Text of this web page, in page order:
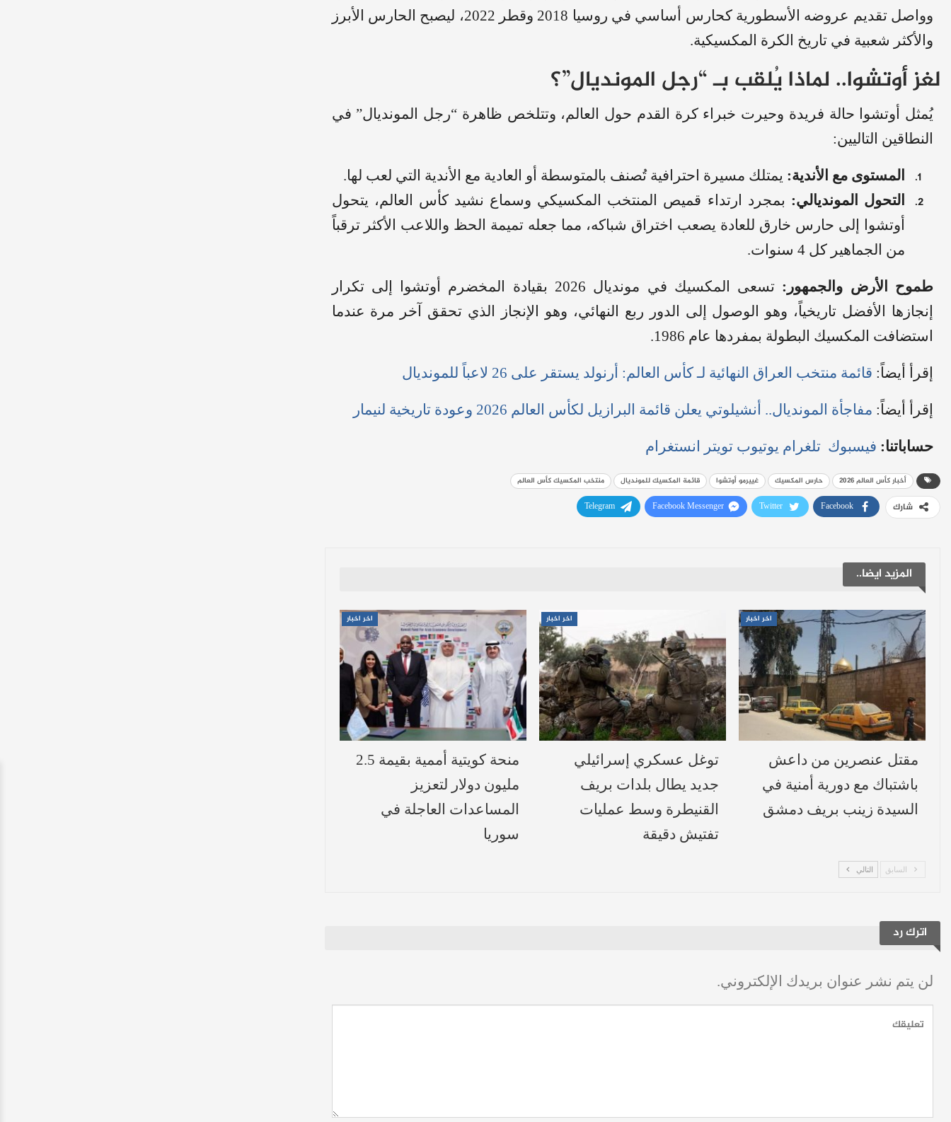
وواصل تقديم عروضه الأسطورية كحارس أساسي في روسيا 2018 وقطر 2022، ليصبح الحارس الأبرز
والأكثر شعبية في تاريخ الكرة المكسيكية.
لغز أوتشوا.. لماذا يُلقب بـ “رجل المونديال”؟
يُمثل أوتشوا حالة فريدة وحيرت خبراء كرة القدم حول العالم، وتتلخص ظاهرة “رجل المونديال” في
النطاقين التاليين:
المستوى مع الأندية: يمتلك مسيرة احترافية تُصنف بالمتوسطة أو العادية مع الأندية التي لعب لها.
التحول المونديالي: بمجرد ارتداء قميص المنتخب المكسيكي وسماع نشيد كأس العالم، يتحول
أوتشوا إلى حارس خارق للعادة يصعب اختراق شباكه، مما جعله تميمة الحظ واللاعب الأكثر ترقباً
من الجماهير كل 4 سنوات.
طموح الأرض والجمهور:
تسعى المكسيك في مونديال 2026 بقيادة المخضرم أوتشوا إلى تكرار
إنجازها الأفضل تاريخياً، وهو الوصول إلى الدور ربع النهائي، وهو الإنجاز الذي تحقق آخر مرة عندما
استضافت المكسيك البطولة بمفردها عام 1986.
إقرأ أيضاً: قائمة منتخب العراق النهائية لـ كأس العالم: أرنولد يستقر على 26 لاعباً للمونديال
إقرأ أيضاً: مفاجأة المونديال.. أنشيلوتي يعلن قائمة البرازيل لكأس العالم 2026 وعودة تاريخية لنيمار
حساباتنا: فيسبوك تلغرام يوتيوب تويتر انستغرام
أخبار كأس العالم 2026 حارس المكسيك غييرمو أوتشوا قائمة المكسيك للمونديال منتخب المكسيك كأس العالم
شارك Facebook
Twitter
Facebook Messenger
Telegram
المزيد ايضا..
اخر اخبار
مقتل عنصرين من داعش
باشتباك مع دورية أمنية في
السيدة زينب بريف دمشق
اخر اخبار
توغل عسكري إسرائيلي
جديد يطال بلدات بريف
القنيطرة وسط عمليات
تفتيش دقيقة
اخر اخبار
منحة كويتية أممية بقيمة 2.5
مليون دولار لتعزيز
المساعدات العاجلة في
سوريا
السابق التالي
اترك رد
لن يتم نشر عنوان بريدك الإلكتروني.